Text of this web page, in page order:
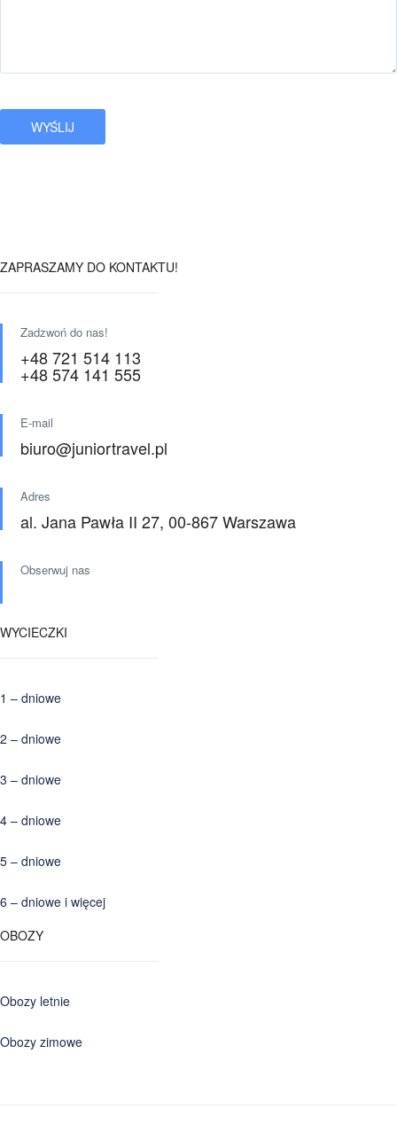
ZAPRASZAMY DO KONTAKTU!
Zadzwoń do nas!
+48 721 514 113
+48 574 141 555
E-mail
biuro@juniortravel.pl
Adres
al. Jana Pawła II 27, 00-867 Warszawa
Obserwuj nas
WYCIECZKI
1 – dniowe
2 – dniowe
3 – dniowe
4 – dniowe
5 – dniowe
6 – dniowe i więcej
OBOZY
Obozy letnie
Obozy zimowe